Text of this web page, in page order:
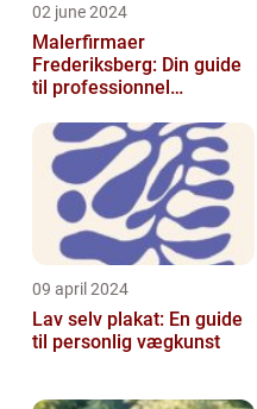
02 june 2024
Malerfirmaer
Frederiksberg: Din guide
til professionnel
09 april 2024
Lav selv plakat: En guide
til personlig vægkunst